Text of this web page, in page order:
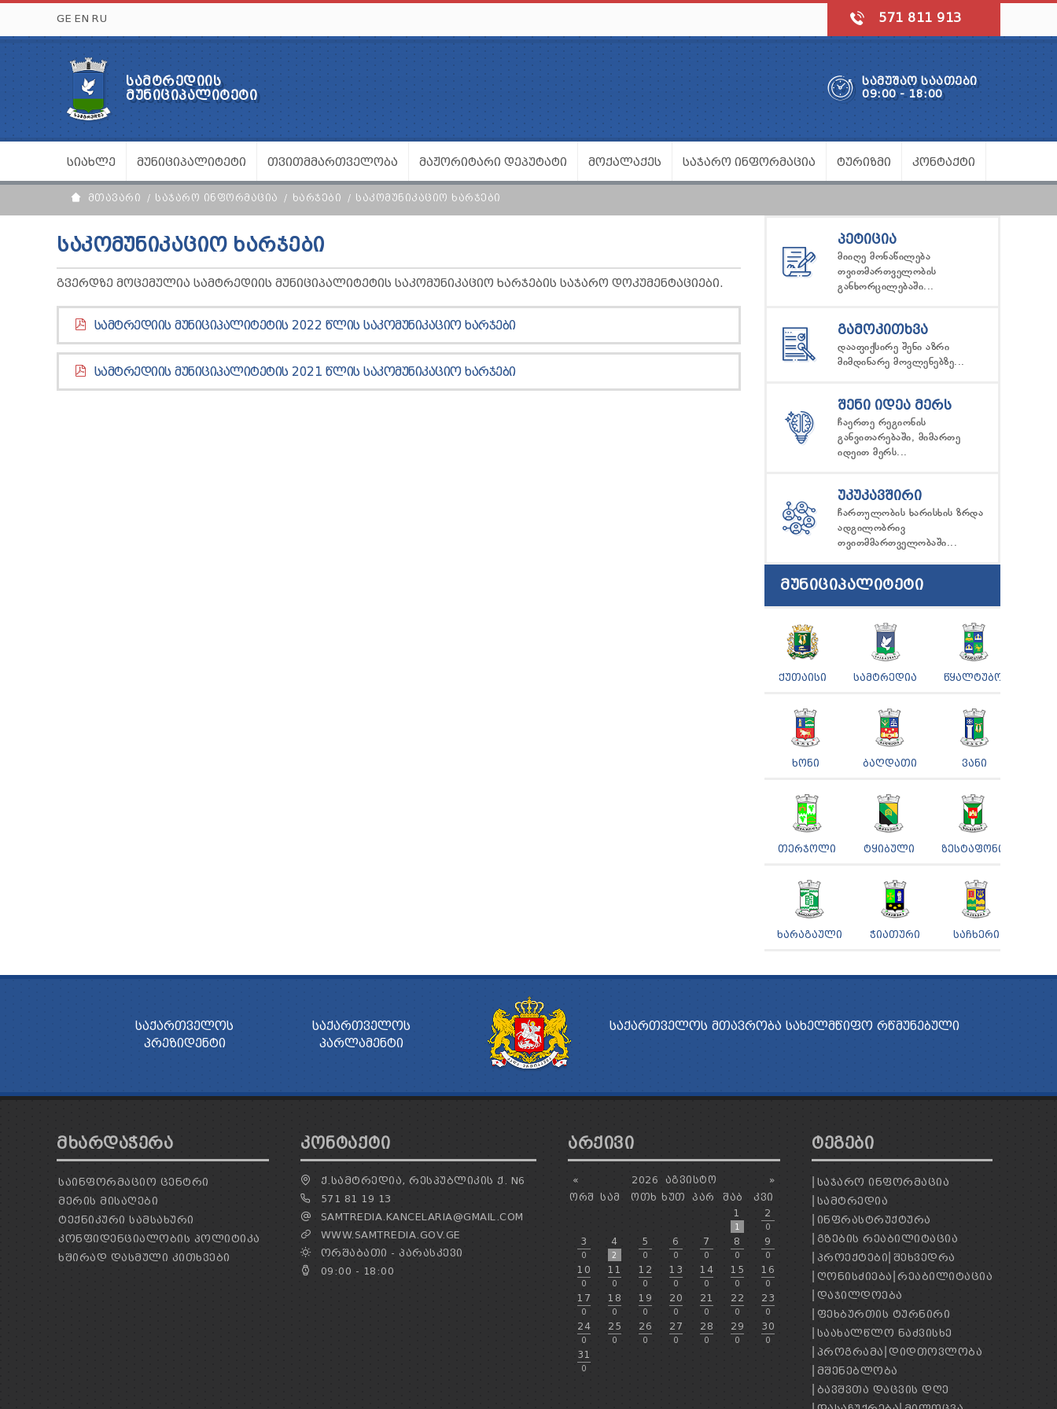
GE EN RU 571 811 913
ᲡᲐᲛᲢᲠᲔᲓᲘᲘᲡ
ᲛᲣᲜᲘᲪᲘᲞᲐᲚᲘᲢᲔᲢᲘ
ᲡᲐᲛᲣᲨᲐᲝ ᲡᲐᲐᲗᲔᲑᲘ
09:00 - 18:00
ᲡᲘᲐᲮᲚᲔ ᲛᲣᲜᲘᲪᲘᲞᲐᲚᲘᲢᲔᲢᲘ ᲗᲕᲘᲗᲛᲛᲐᲠᲗᲕᲔᲚᲝᲑᲐ ᲛᲐᲟᲝᲠᲘᲢᲐᲠᲘ ᲓᲔᲞᲣᲢᲐᲢᲘ ᲛᲝᲥᲐᲚᲐᲥᲔᲡ ᲡᲐᲯᲐᲠᲝ ᲘᲜᲤᲝᲠᲛᲐᲪᲘᲐ ᲢᲣᲠᲘᲖᲛᲘ ᲙᲝᲜᲢᲐᲥᲢᲘ
ᲛᲗᲐᲕᲐᲠᲘ ᲡᲐᲯᲐᲠᲝ ᲘᲜᲤᲝᲠᲛᲐᲪᲘᲐ ᲮᲐᲠᲯᲔᲑᲘ ᲡᲐᲙᲝᲛᲣᲜᲘᲙᲐᲪᲘᲝ ᲮᲐᲠᲯᲔᲑᲘ
ᲡᲐᲙᲝᲛᲣᲜᲘᲙᲐᲪᲘᲝ ᲮᲐᲠᲯᲔᲑᲘ
ᲒᲕᲔᲠᲓᲖᲔ ᲛᲝᲪᲔᲛᲣᲚᲘᲐ ᲡᲐᲛᲢᲠᲔᲓᲘᲘᲡ ᲛᲣᲜᲘᲪᲘᲞᲐᲚᲘᲢᲔᲢᲘᲡ ᲡᲐᲙᲝᲛᲣᲜᲘᲙᲐᲪᲘᲝ ᲮᲐᲠᲯᲔᲑᲘᲡ ᲡᲐᲯᲐᲠᲝ ᲓᲝᲙᲣᲛᲔᲜᲢᲐᲪᲘᲔᲑᲘ.
ᲡᲐᲛᲢᲠᲔᲓᲘᲘᲡ ᲛᲣᲜᲘᲪᲘᲞᲐᲚᲘᲢᲔᲢᲘᲡ 2022 ᲬᲚᲘᲡ ᲡᲐᲙᲝᲛᲣᲜᲘᲙᲐᲪᲘᲝ ᲮᲐᲠᲯᲔᲑᲘ
ᲡᲐᲛᲢᲠᲔᲓᲘᲘᲡ ᲛᲣᲜᲘᲪᲘᲞᲐᲚᲘᲢᲔᲢᲘᲡ 2021 ᲬᲚᲘᲡ ᲡᲐᲙᲝᲛᲣᲜᲘᲙᲐᲪᲘᲝ ᲮᲐᲠᲯᲔᲑᲘ
ᲞᲔᲢᲘᲪᲘᲐ
მიიღე მონაწილება
თვითმართველობის
განხორცილებაში...
ᲒᲐᲛᲝᲙᲘᲗᲮᲕᲐ
დააფიქსირე შენი აზრი
მიმდინარე მოვლენებზე...
ᲨᲔᲜᲘ ᲘᲓᲔᲐ ᲛᲔᲠᲡ
ჩაერთე რეგიონის
განვითარებაში, მიმართე
იდეით მერს...
ᲣᲙᲣᲙᲐᲕᲨᲘᲠᲘ
ჩართულობის ხარისხის ზრდა
ადგილობრივ
თვითმმართველობაში...
ᲛᲣᲜᲘᲪᲘᲞᲐᲚᲘᲢᲔᲢᲘ
ᲥᲣᲗᲐᲘᲡᲘ ᲡᲐᲛᲢᲠᲔᲓᲘᲐ ᲬᲧᲐᲚᲢᲣᲑᲝ
ᲮᲝᲜᲘ ᲑᲐᲦᲓᲐᲗᲘ ᲕᲐᲜᲘ
ᲗᲔᲠᲯᲝᲚᲘ ᲢᲧᲘᲑᲣᲚᲘ ᲖᲔᲡᲢᲐᲤᲝᲜᲘ
ᲮᲐᲠᲐᲒᲐᲣᲚᲘ ᲭᲘᲐᲗᲣᲠᲘ ᲡᲐᲩᲮᲔᲠᲘ
ᲡᲐᲥᲐᲠᲗᲕᲔᲚᲝᲡ
ᲞᲠᲔᲖᲘᲓᲔᲜᲢᲘ
ᲡᲐᲥᲐᲠᲗᲕᲔᲚᲝᲡ
ᲞᲐᲠᲚᲐᲛᲔᲜᲢᲘ
ᲡᲐᲥᲐᲠᲗᲕᲔᲚᲝᲡ ᲛᲗᲐᲕᲠᲝᲑᲐ ᲡᲐᲮᲔᲚᲛᲬᲘᲤᲝ ᲠᲬᲛᲣᲜᲔᲑᲣᲚᲘ
ᲛᲮᲐᲠᲓᲐᲭᲔᲠᲐ
ᲡᲐᲘᲜᲤᲝᲠᲛᲐᲪᲘᲝ ᲪᲔᲜᲢᲠᲘ
ᲛᲔᲠᲘᲡ ᲛᲘᲡᲐᲦᲔᲑᲘ
ᲢᲔᲥᲜᲘᲙᲣᲠᲘ ᲡᲐᲛᲡᲐᲮᲣᲠᲘ
ᲙᲝᲜᲤᲘᲓᲔᲜᲪᲘᲐᲚᲝᲑᲘᲡ ᲞᲝᲚᲘᲢᲘᲙᲐ
ᲮᲨᲘᲠᲐᲓ ᲓᲐᲡᲛᲣᲚᲘ ᲙᲘᲗᲮᲕᲔᲑᲘ
ᲙᲝᲜᲢᲐᲥᲢᲘ
Ქ.ᲡᲐᲛᲢᲠᲔᲓᲘᲐ, ᲠᲔᲡᲞᲣᲑᲚᲘᲙᲘᲡ Ქ. N6
571 81 19 13
SAMTREDIA.KANCELARIA@GMAIL.COM
WWW.SAMTREDIA.GOV.GE
ᲝᲠᲨᲐᲑᲐᲗᲘ - ᲞᲐᲠᲐᲡᲙᲔᲕᲘ
09:00 - 18:00
ᲐᲠᲥᲘᲕᲘ
« »
2026
ᲐᲒᲕᲘᲡᲢᲝ
ᲝᲠᲨ
ᲡᲐᲛ ᲝᲗᲮ ᲮᲣᲗ ᲞᲐᲠ ᲨᲐᲑ
ᲙᲕᲘ
1
1
2
0
3
0
4
2
5
0
6
0
7
0
8
0
9
0
10
0
11
0
12
0
13
0
14
0
15
0
16
0
17
0
18
0
19
0
20
0
21
0
22
0
23
0
24
0
25
0
26
0
27
0
28
0
29
0
30
0
31
0
ᲢᲔᲒᲔᲑᲘ
ᲡᲐᲯᲐᲠᲝ ᲘᲜᲤᲝᲠᲛᲐᲪᲘᲐ
ᲡᲐᲛᲢᲠᲔᲓᲘᲐ
ᲘᲜᲤᲠᲐᲡᲢᲠᲣᲥᲢᲣᲠᲐ
ᲒᲖᲔᲑᲘᲡ ᲠᲔᲐᲑᲘᲚᲘᲢᲐᲪᲘᲐ
ᲞᲠᲝᲔᲥᲢᲔᲑᲘ ᲨᲔᲮᲕᲔᲓᲠᲐ
ᲦᲝᲜᲘᲡᲫᲘᲔᲑᲐ ᲠᲔᲐᲑᲘᲚᲘᲢᲐᲪᲘᲐ
ᲓᲐᲯᲘᲚᲓᲝᲔᲑᲐ
ᲤᲔᲮᲑᲣᲠᲗᲘᲡ ᲢᲣᲠᲜᲘᲠᲘ
ᲡᲐᲐᲮᲐᲚᲬᲚᲝ ᲜᲐᲫᲕᲘᲡᲮᲔ
ᲞᲠᲝᲒᲠᲐᲛᲐ ᲓᲘᲓᲗᲝᲕᲚᲝᲑᲐ
ᲛᲨᲔᲜᲔᲑᲚᲝᲑᲐ
ᲑᲐᲕᲨᲕᲗᲐ ᲓᲐᲪᲕᲘᲡ ᲓᲦᲔ